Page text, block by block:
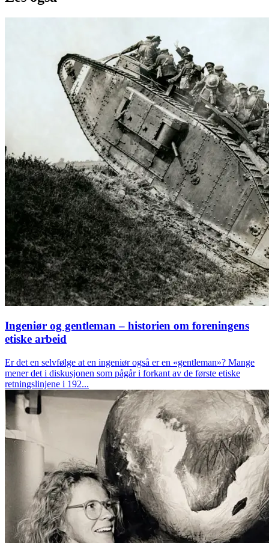
Ingeniør og gentleman – historien om foreningens
etiske arbeid
Er det en selvfølge at en ingeniør også er en «gentleman»? Mange
mener det i diskusjonen som pågår i forkant av de første etiske
retningslinjene i 192...